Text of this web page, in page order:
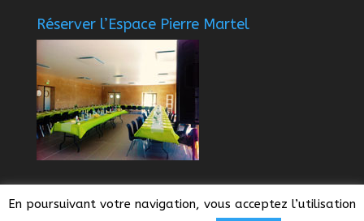
Réserver l’Espace Pierre Martel
En poursuivant votre navigation, vous acceptez l’utilisation